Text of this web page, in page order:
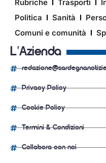
Rubriche
Trasporti
Politica
Sanità
Comuni e comunità
L'Azienda
Privacy Policy
Cookie Policy
Termini & Condizioni
Collabora con noi